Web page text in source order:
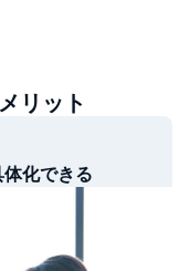
リット
化できる